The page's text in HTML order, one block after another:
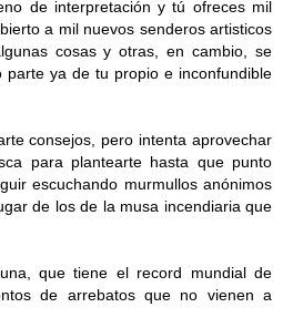
de interpretación y tú ofreces mil
a mil nuevos senderos artisticos
cosas y otras, en cambio, se
parte ya de tu propio e inconfundible
consejos, pero intenta aprovechar
para plantearte hasta que punto
escuchando murmullos anónimos
de los de la musa incendiaria que
que tiene el record mundial de
de arrebatos que no vienen a